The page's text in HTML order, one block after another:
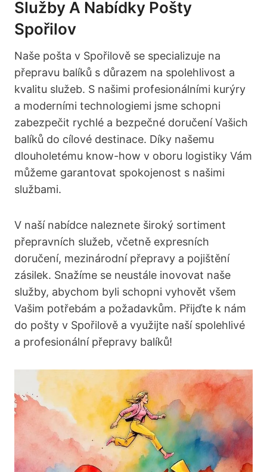
Služby A Nabídky Pošty
Spořilov
Naše pošta ⁣v Spořilově se specializuje na
přepravu balíků s důrazem na spolehlivost a
kvalitu služeb. S našimi⁤ profesionálními kurýry
a moderními technologiemi jsme schopni
zabezpečit rychlé ⁣a bezpečné ⁣doručení Vašich
balíků do cílové destinace. Díky našemu
dlouholetému know-how⁢ v⁢ oboru logistiky Vám
můžeme garantovat spokojenost s našimi ​
službami.
V ⁣naší nabídce naleznete široký sortiment
přepravních služeb, včetně expresních
doručení, mezinárodní přepravy a⁢ pojištění
zásilek. Snažíme se ⁣neustále inovovat‌ naše
služby, abychom⁤ byli schopni vyhovět⁣ všem
Vašim⁤ potřebám a ⁣požadavkům. Přijďte k nám
do pošty​ v Spořilově a využijte naší spolehlivé⁤
a profesionální přepravy⁢ balíků!